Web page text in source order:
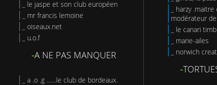
_ le jaspe et son club européen
_ mr francis lemoine
_ oiseaux.net
_ u.o.f
-A NE PAS MANQUER
_ a .o .g ……le club de bordeaux.
_ harzy
modérateur
_ le canari
_ marie-ailes
_ norwich
-